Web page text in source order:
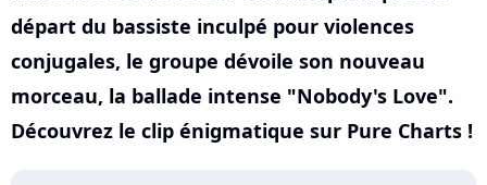
départ du bassiste inculpé pour violences
conjugales, le groupe dévoile son nouveau
morceau, la ballade intense "Nobody's Love".
Découvrez le clip énigmatique sur Pure Charts !